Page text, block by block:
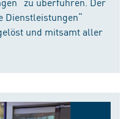
Dienstleistungen“
und mitsamt aller